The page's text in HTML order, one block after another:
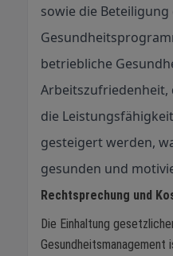
sowie die
betriebliche
Arbeitszufriedenheit,
die
gesteigert werden,
gesunden und
Rechtsprechung und
Die Einhaltung
Gesundheitsmanagement